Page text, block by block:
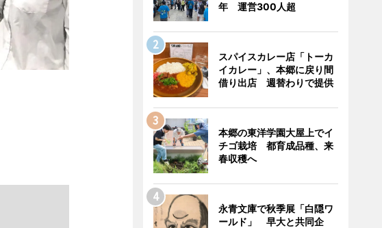
年 運営300人超
スパイスカレー店「トーカ
イカレー」、本郷に戻り間
借り出店 週替わりで提供
本郷の東洋学園大屋上でイ
チゴ栽培 都育成品種、来
春収穫へ
永青文庫で秋季展「白隠ワ
ールド」 早大と共同企